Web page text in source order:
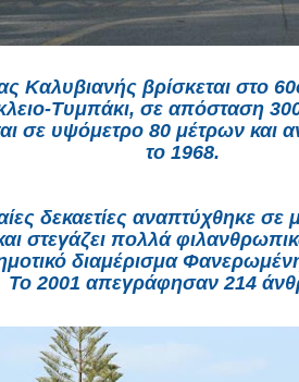
Καλυβιανήςβρίσκεται στο
Τυμπάκι, σε απόσταση
σε υψόμετρο 80 μέτρων και
το 1968.
δεκαετίες αναπτύχθηκε σε
στεγάζει πολλά
διαμέρισμα
Το2001 απεγράφησαν 214